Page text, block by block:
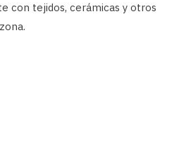
con tejidos, cerámicas y otros